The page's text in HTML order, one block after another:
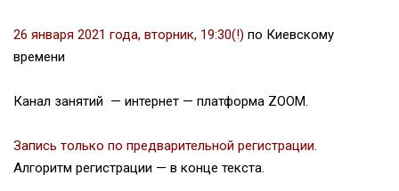
26 января 2021 года, вторник, 19:30(!) по Киевскому
времени
Канал занятий — интернет — платформа ZOOM.
Запись только по предварительной регистрации.
Алгоритм регистрации — в конце текста.